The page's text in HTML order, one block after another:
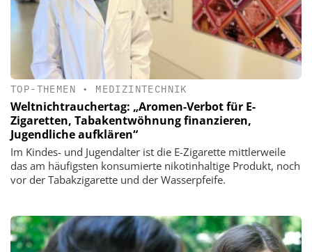
TOP-THEMEN • MEDIZINTECHNIK
Weltnichtrauchertag: „Aromen-Verbot für E-
Zigaretten, Tabakentwöhnung finanzieren,
Jugendliche aufklären“
Im Kindes- und Jugendalter ist die E-Zigarette mittlerweile
das am häufigsten konsumierte nikotinhaltige Produkt, noch
vor der Tabakzigarette und der Wasserpfeife.